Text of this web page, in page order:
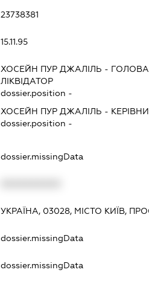
23738381
15.11.95
ХОСЕЙН ПУР ДЖАЛІЛЬ - ГОЛОВА
ЛІКВІДАТОР
dossier.position -
ХОСЕЙН ПУР ДЖАЛІЛЬ -
dossier.position -
dossier.missingData
УКРАЇНА, 03028, МІСТО КИЇВ,
dossier.missingData
dossier.missingData